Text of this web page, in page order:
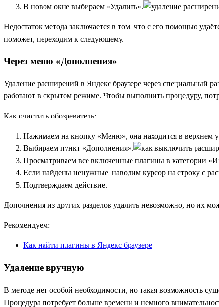
В новом окне выбираем «Удалить».
Недостаток метода заключается в том, что с его помощью
поможет, переходим к следующему.
Через меню «Дополнения»
Удаление расширений в Яндекс браузере через специальный
работают в скрытом режиме. Чтобы выполнить процедуру,
Как очистить обозреватель:
Нажимаем на кнопку «Меню», она находится в верхнем
Выбираем пункт «Дополнения».
Просматриваем все включенные плагины в категории
Если найдены ненужные, наводим курсор на строку с
Подтверждаем действие.
Дополнения из других разделов удалить невозможно, но их
Рекомендуем:
Как найти плагины в Яндекс браузере
Удаление вручную
В методе нет особой необходимости, но такая возможность
Процедура потребует больше времени и немного